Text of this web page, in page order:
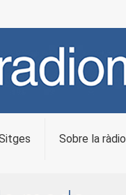
Sobre la ràdio